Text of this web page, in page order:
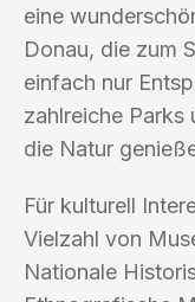
eine
Donau, die zum
einfach nur
zahlreiche Parks
die Natur
Für kulturell
Vielzahl von
Nationale